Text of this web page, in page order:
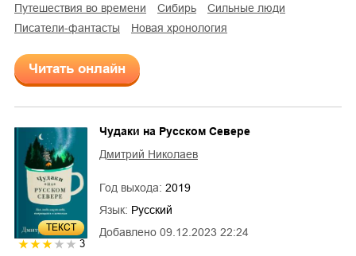
путешествия во времени
Сибирь
сильные люди
писатели-фантасты
новая хронология
Читать онлайн
ТЕКСТ
3
Добавлено 09.12.2023 22:24
Чудаки на Русском Севере
Дмитрий Николаев
Год выхода: 2019
Язык: Русский